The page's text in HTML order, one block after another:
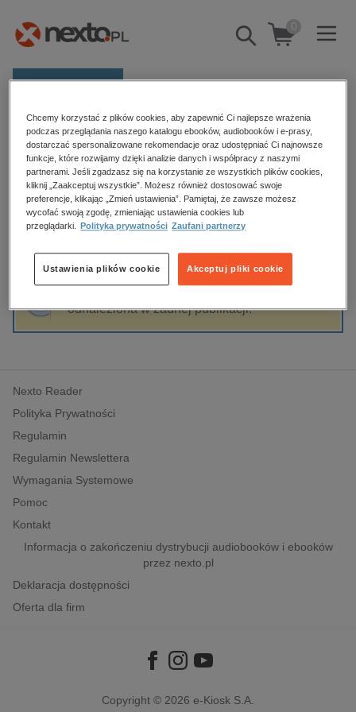
Pokaż/schowaj
wyszukiwarkę
0
E-prasa
Kategorie
Zobacz wszystkie E-prasa
budownictwo, aranżacja wnętrz
biznesowe, branżowe, gospodarka
edukacja
hobby, sport, rozrywka
komputery, internet, technologie, informatyka
polityka, społeczno-informacyjne
psychologiczne
inne
popularno-naukowe
historia
Strona główna Michał Kuzborski
Michał Kuzborski
Sortowanie Filtrowanie
odnaleziona w żadnej publikacji.
Nexto Reader
Polityka Prywatności
Regulamin
Regulamin Newslettera
Wymagania Systemowe
Pomoc
Kontakt
Informacja o zakończeniu dystrybucji audiobooków i ebooków
przez nexto.pl
Deklaracja dostępności
Oferta dla firm
Copyright © 2026 e-Kiosk S.A.
Chcemy korzystać z plików cookies, aby zapewnić Ci najlepsze wrażenia
podczas przeglądania naszego katalogu ebooków, audiobooków i e-prasy,
dostarczać spersonalizowane rekomendacje oraz udostępniać Ci najnowsze
funkcje, które rozwijamy dzięki analizie danych i współpracy z naszymi
partnerami. Jeśli zgadzasz się na korzystanie ze wszystkich plików cookies,
kliknij „Zaakceptuj wszystkie”. Możesz również dostosować swoje
preferencje, klikając „Zmień ustawienia”. Pamiętaj, że zawsze możesz
wycofać swoją zgodę, zmieniając ustawienia cookies lub
przeglądarki.
Polityka prywatności Zaufani partnerzy
Akceptuj pliki cookie
Ustawienia plików cookie